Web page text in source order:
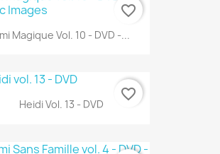
Magique Vol. 10 - DVD -...
favorite_border
Heidi Vol. 13 - DVD
favorite_border